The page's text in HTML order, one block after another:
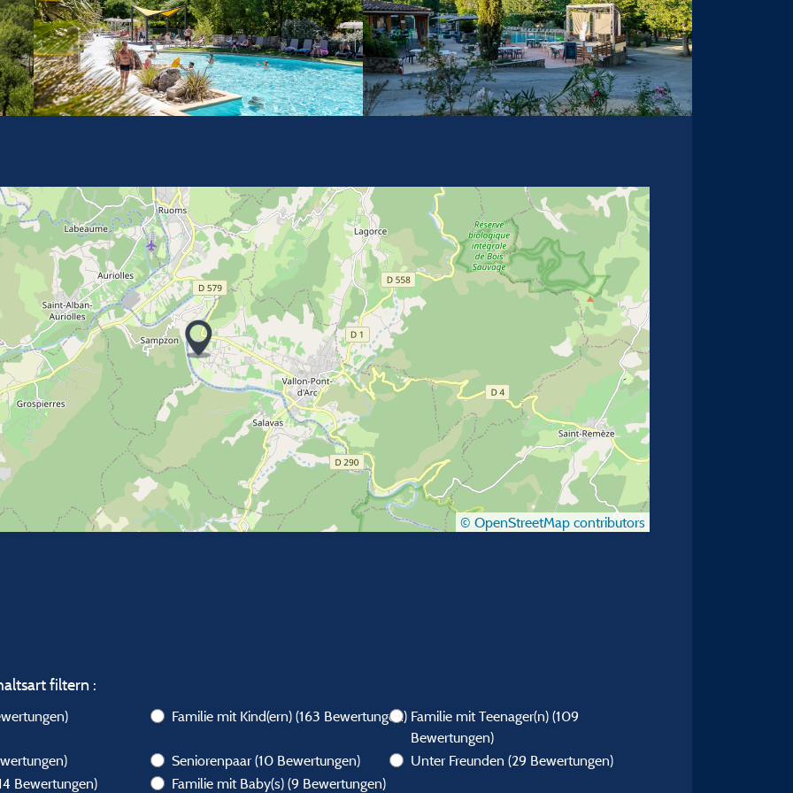
© OpenStreetMap contributors
filtern :
Familie mit Kind(ern) (163 Bewertungen) Familie mit Teenager(n) (109
Bewertungen)
Seniorenpaar (10 Bewertungen) Unter Freunden (29 Bewertungen)
Bewertungen)
Familie mit Baby(s) (9 Bewertungen)